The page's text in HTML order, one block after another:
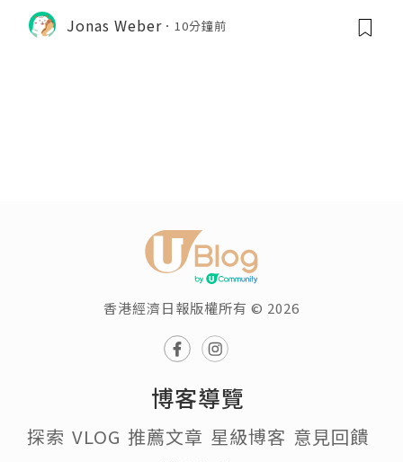
Jonas Weber 10分鐘前
香港經濟日報版權所有 © 2026
博客導覽
探索 VLOG 推薦文章 星級博客 意見回饋